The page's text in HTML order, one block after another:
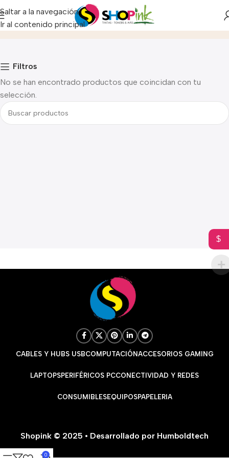
Saltar a la navegación
Ir al contenido principal
Celulares - TabletInicio
Filtros
No se han encontrado productos que coincidan con tu
selección.
CABLES Y HUBS USBCOMPUTACIÓN ACCESORIOS GAMING
LAPTOPSPERIFÉRICOS PCCONECTIVIDAD Y REDES
CONSUMIBLESEQUIPOSPAPELERIA
Shopink © 2025 • Desarrollado por Humboldtech
$
0